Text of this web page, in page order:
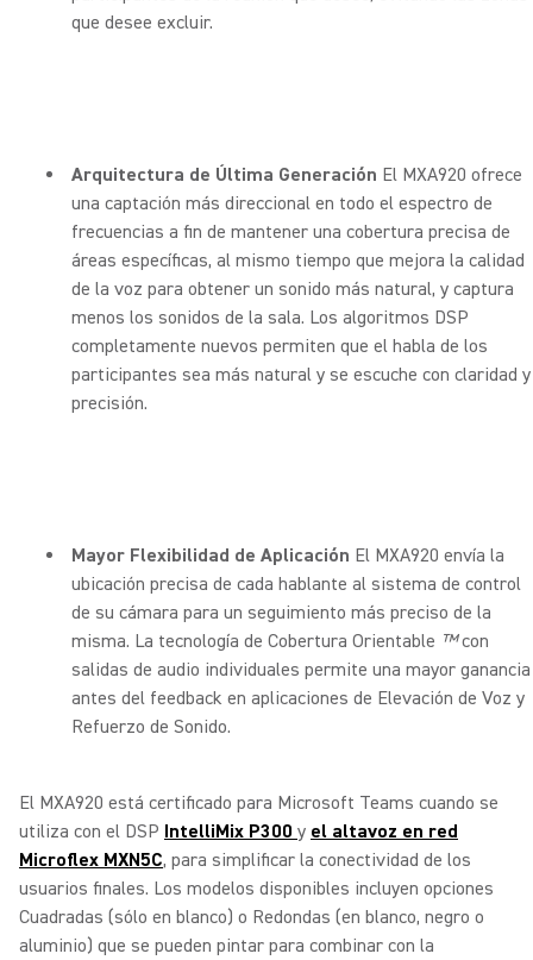
que desee excluir.
Arquitectura de Última Generación El MXA920 ofrece
una captación más direccional en todo el espectro de
frecuencias a fin de mantener una cobertura precisa de
áreas específicas, al mismo tiempo que mejora la calidad
de la voz para obtener un sonido más natural, y captura
menos los sonidos de la sala. Los algoritmos DSP
completamente nuevos permiten que el habla de los
participantes sea más natural y se escuche con claridad y
precisión.
Mayor Flexibilidad de Aplicación El MXA920 envía la
ubicación precisa de cada hablante al sistema de control
de su cámara para un seguimiento más preciso de la
misma. La tecnología de Cobertura Orientable ™con
salidas de audio individuales permite una mayor ganancia
antes del feedback en aplicaciones de Elevación de Voz y
Refuerzo de Sonido.
El MXA920 está certificado para Microsoft Teams cuando se
utiliza con el DSP IntelliMix P300 y el altavoz en red
Microflex MXN5C, para simplificar la conectividad de los
usuarios finales. Los modelos disponibles incluyen opciones
Cuadradas (sólo en blanco) o Redondas (en blanco, negro o
aluminio) que se pueden pintar para combinar con la